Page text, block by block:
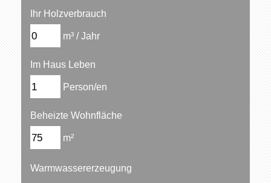
Ihr Holzverbrauch
m³ / Jahr
Im Haus Leben
Person/en
Beheizte Wohnfläche
m²
Warmwassererzeugung